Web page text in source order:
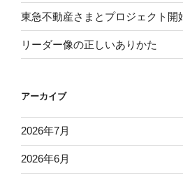
東急不動産さまとプロジェクト開
リーダー像の正しいありかた
アーカイブ
2026年7月
2026年6月